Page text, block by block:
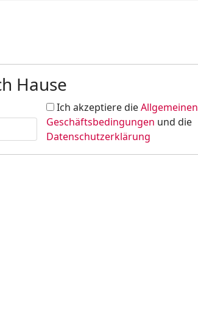
Hause
Ich akzeptiere dieAllgemeinen
Geschäftsbedingungen und die
Datenschutzerklärung